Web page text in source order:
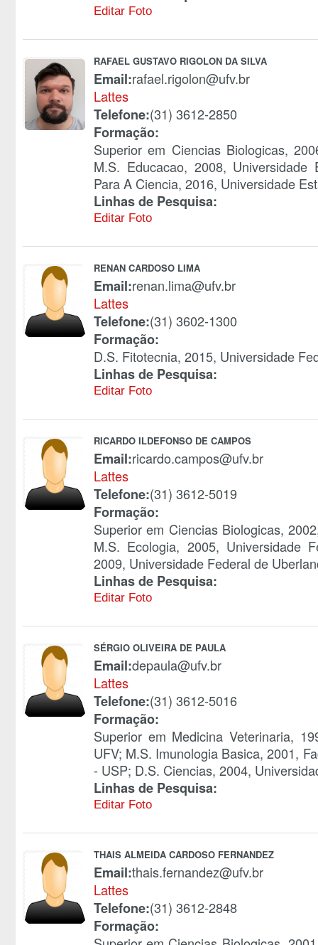
Editar Foto
RAFAEL GUSTAVO RIGOLON DA SILVA
Email:rafael.rigolon@ufv.br
Lattes
Telefone:(31) 3612-2850
Formação:
Superior em Ciencias Biologicas,
M.S. Educacao, 2008,
Para A Ciencia, 2016, Universidade
Linhas de Pesquisa:
Editar Foto
RENAN CARDOSO LIMA
Email:renan.lima@ufv.br
Lattes
Telefone:(31) 3602-1300
Formação:
D.S. Fitotecnia, 2015, Universidade
Linhas de Pesquisa:
Editar Foto
RICARDO ILDEFONSO DE CAMPOS
Email:ricardo.campos@ufv.br
Lattes
Telefone:(31) 3612-5019
Formação:
Superior em Ciencias Biologicas,
M.S. Ecologia, 2005, Universidade
2009, Universidade Federal de
Linhas de Pesquisa:
Editar Foto
SÉRGIO OLIVEIRA DE PAULA
Email:depaula@ufv.br
Lattes
Telefone:(31) 3612-5016
Formação:
Superior em Medicina Veterinaria,
UFV; M.S. Imunologia Basica, 2001,
- USP; D.S. Ciencias, 2004,
Linhas de Pesquisa:
Editar Foto
THAIS ALMEIDA CARDOSO FERNANDEZ
Email:thais.fernandez@ufv.br
Lattes
Telefone:(31) 3612-2848
Formação: